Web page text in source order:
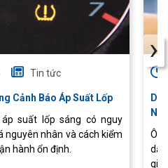
Tin tức
Cảnh Báo Áp Suất Lốp
suất lốp sáng có nguy
nguyên nhân và cách kiểm
hành ổn định.
Ô
›